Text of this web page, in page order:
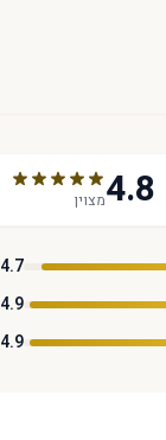
4.8מצוין
4.7
4.9
4.9